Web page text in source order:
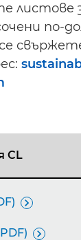
листове
по-
CL

